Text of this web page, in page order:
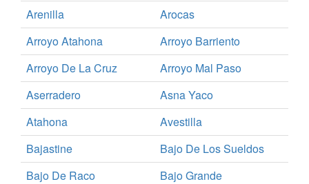
Arenilla
Arocas
Arroyo Atahona
Arroyo Barriento
Arroyo De La Cruz
Arroyo Mal Paso
Aserradero
Asna Yaco
Atahona
Avestilla
Bajastine
Bajo De Los Sueldos
Bajo De Raco
Bajo Grande